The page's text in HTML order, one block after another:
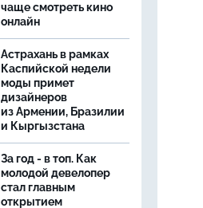
чаще смотреть кино
онлайн
Астрахань в рамках
Каспийской недели
моды примет
дизайнеров
из Армении, Бразилии
и Кыргызстана
За год - в топ. Как
молодой девелопер
стал главным
открытием